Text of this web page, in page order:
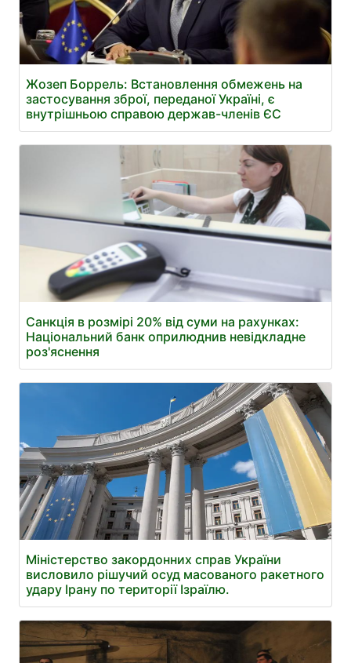
Жозеп Боррель: Встановлення обмежень на
застосування зброї, переданої Україні, є
внутрішньою справою держав-членів ЄС
Санкція в розмірі 20% від суми на рахунках:
Національний банк оприлюднив невідкладне
роз'яснення
Міністерство закордонних справ України
висловило рішучий осуд масованого ракетного
удару Ірану по території Ізраїлю.